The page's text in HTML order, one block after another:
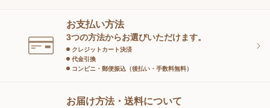
スキンケアグッズ
お支払い方法
3つの方法からお選びいただけます。
クレジットカート決済
代金引換
コンビニ・郵便振込（後払い・手数料無料）
お届け方法・送料について